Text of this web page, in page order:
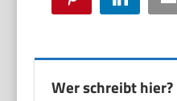
Wer schreibt hier?